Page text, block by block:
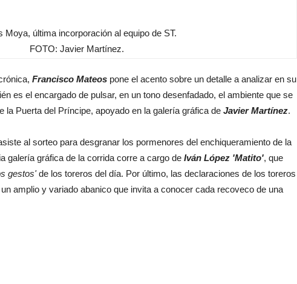
Moya, última incorporación al equipo de ST.
FOTO: Javier Martínez.
Francisco Mateos pone el acento sobre un detalle a analizar en su
es el encargado de pulsar, en un tono desenfadado, el ambiente que se
la Puerta del Príncipe, apoyado en la galería gráfica de Javier Martínez.
al sorteo para desgranar los pormenores del enchiqueramiento de la
galería gráfica de la corrida corre a cargo de Iván López 'Matito', que
gestos'de los toreros del día. Por último, las declaraciones de los toreros
amplio y variado abanico que invita a conocer cada recoveco de una